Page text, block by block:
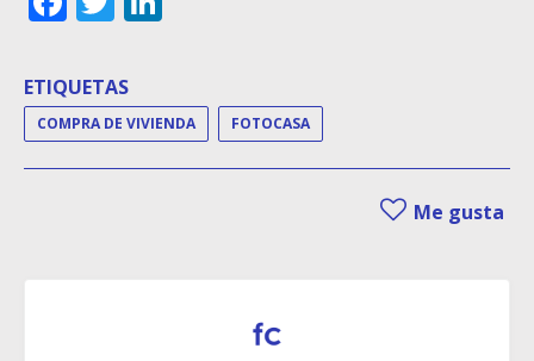
ETIQUETAS
COMPRA DE VIVIENDA FOTOCASA
Me gusta